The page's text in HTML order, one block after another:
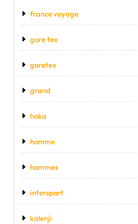
france voyage
gore tex
goretex
grand
hoka
homme
hommes
intersport
kalenji